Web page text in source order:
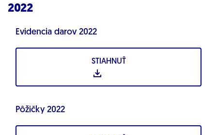
2022
Evidencia darov 2022
STIAHNUŤ
Pôžičky 2022